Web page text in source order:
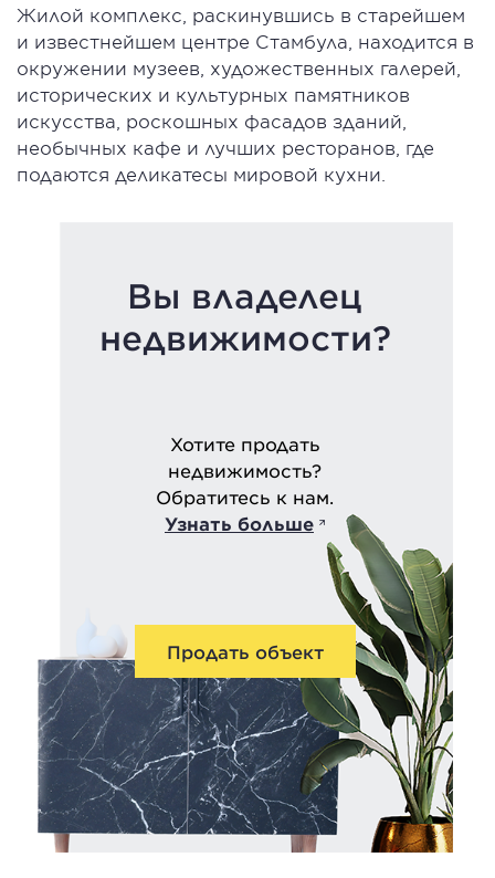
Жилой комплекс, раскинувшись в старейшем
и известнейшем центре Стамбула, находится в
окружении музеев, художественных галерей,
исторических и культурных памятников
искусства, роскошных фасадов зданий,
необычных кафе и лучших ресторанов, где
подаются деликатесы мировой кухни.
Вы владелец
недвижимости?
Хотите продать
недвижимость?
Обратитесь к нам.
Узнать больше
Продать объект